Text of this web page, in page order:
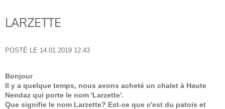
LARZETTE
POSTÉ LE 14.01.2019 12:43
Bonjour
Il y a quelque temps, nous avons acheté un chalet à Haute
Nendaz qui porte le nom 'Larzette'.
Que signifie le nom Larzette? Est-ce que c'est du patois et